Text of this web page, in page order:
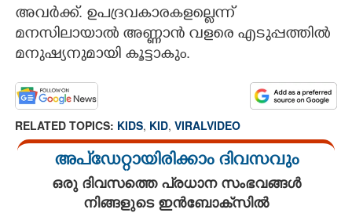
അവർക്ക്. ഉപദ്രവകാരകളല്ലെന്ന്
മനസിലായാൽ അണ്ണാൻ വളരെ എടുപ്പത്തിൽ
മനുഷ്യനുമായി കൂട്ടാകും.
RELATED TOPICS: KIDS, KID, VIRALVIDEO
അപ്ഡേറ്റായിരിക്കാം ദിവസവും
ഒരു ദിവസത്തെ പ്രധാന സംഭവങ്ങൾ
നിങ്ങളുടെ ഇൻബോക്സിൽ